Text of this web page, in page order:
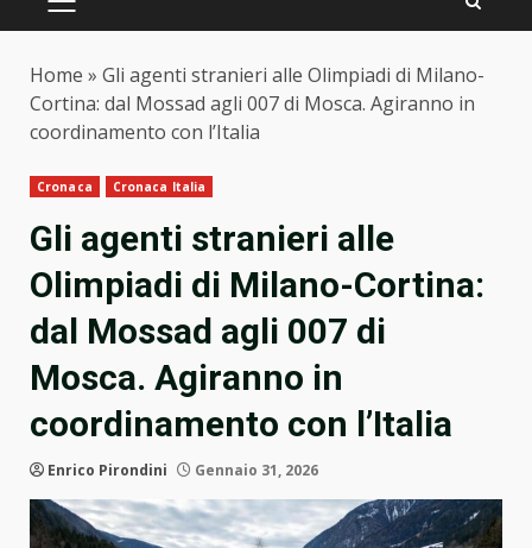
PRIMARY
Home » Gli agenti stranieri alle Olimpiadi di Milano-
Cortina: dal Mossad agli 007 di Mosca. Agiranno in
coordinamento con l’Italia
Cronaca Cronaca Italia
Gli agenti stranieri alle
Olimpiadi di Milano-Cortina:
dal Mossad agli 007 di
Mosca. Agiranno in
coordinamento con l’Italia
Enrico Pirondini Gennaio 31, 2026